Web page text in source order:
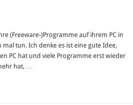
(Freeware-)Programme auf ihrem PC in
tun. Ich denke es ist eine gute Idee,
PC hat und viele Programme erst wieder
hat, …